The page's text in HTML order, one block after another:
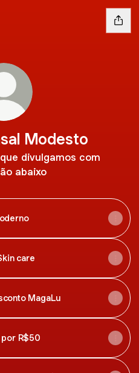
Modesto
divulgamos com
abaixo
care
MagaLu
R$50